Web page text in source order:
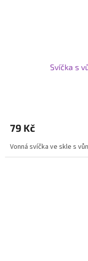
Svíčka s
79 Kč
Vonná svíčka ve skle s